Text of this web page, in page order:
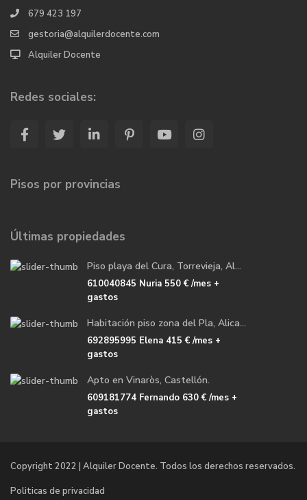
679 423 197
gestoria@alquilerdocente.com
Alquiler Docente
Redes sociales:
Pisos por provincias
Últimas propiedades
Piso playa del Cura, Torrevieja, Al...
610040845 Nuria 550 €/mes +
gastos
Habitación piso zona del Pla, Alica...
692895995 Elena 415 €/mes +
gastos
Apto en Vinaròs, Castellón.
609181774 Fernando 630 €/mes +
gastos
Copyright 2022 | Alquiler Docente. Todos los derechos reservados.
Politicas de privacidad